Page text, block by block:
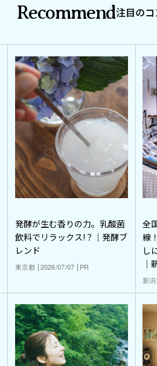
Recommend注目の
発酵が生む香りの力。乳酸菌
飲料でリラックス!？｜発酵ブ
レンド
東京都 2026/07/07 PR
全
線
し
｜
新